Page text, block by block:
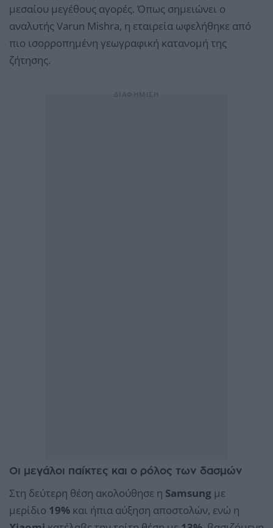
μεσαίου μεγέθους αγορές. Όπως σημειώνει ο
αναλυτής Varun Mishra, η εταιρεία ωφελήθηκε από
πιο ισορροπημένη γεωγραφική κατανομή της
ζήτησης.
Οι μεγάλοι παίκτες και ο ρόλος των δασμών
Στη δεύτερη θέση ακολούθησε η Samsung με
μερίδιο 19% και ήπια αύξηση αποστολών, ενώ η